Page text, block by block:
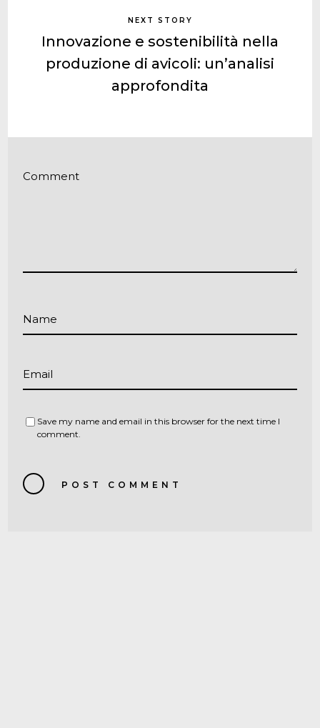
NEXT STORY
Innovazione e sostenibilità nella
produzione di avicoli: un’analisi
approfondita
Comment
Name
Email
Save my name and email in this browser for the next time I
comment.